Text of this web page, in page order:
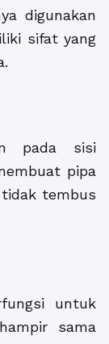
digunakan
sifat yang
pada sisi
pipa
tembus
untuk
sama